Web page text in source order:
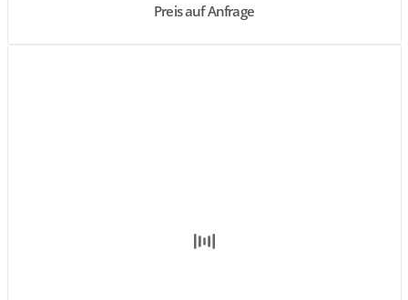
Preis auf Anfrage